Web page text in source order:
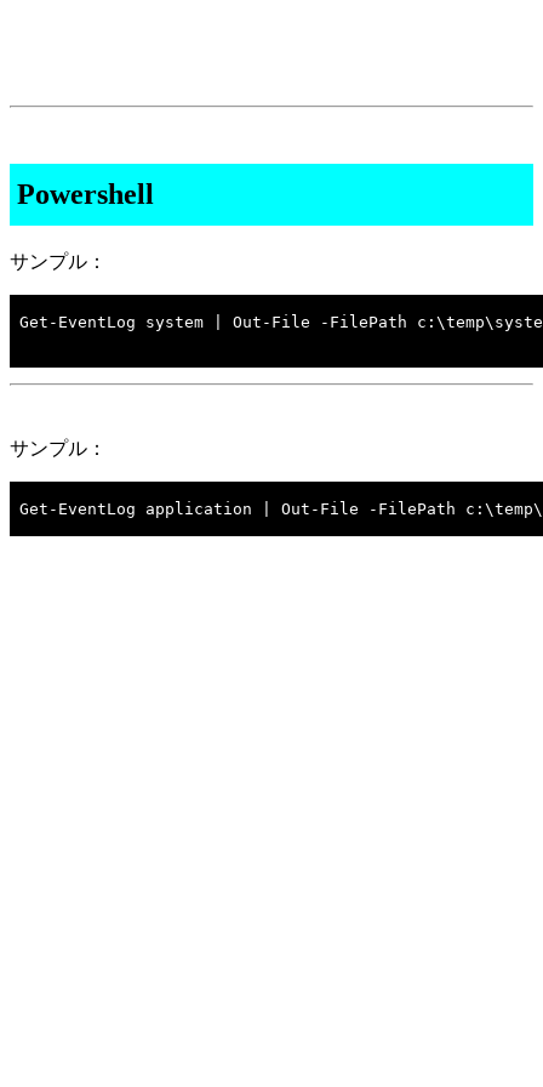
Powershell
サンプル：
Get-EventLog system | Out-File -FilePath
サンプル：
Get-EventLog application | Out-File -FilePath